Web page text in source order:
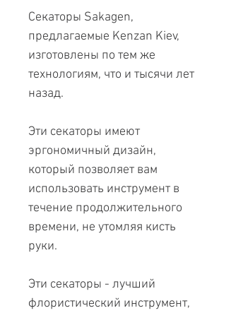
Секаторы Sakagen,
предлагаемые Kenzan Kiev,
изготовлены по тем же
технологиям, что и тысячи лет
назад.
Эти секаторы имеют
эргономичный дизайн,
который позволяет вам
использовать инструмент в
течение продолжительного
времени, не утомляя кисть
руки.
Эти секаторы - лучший
флористический инструмент,